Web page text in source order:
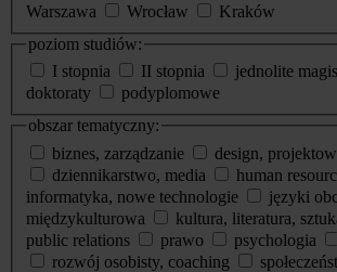
Warszawa
Wrocław
Kraków
poziom studiów:
I stopnia
II stopnia
jednolite
doktoraty
podyplomowe
obszar tematyczny:
biznes, zarządzanie
design,
dziennikarstwo, media
human
informatyka, nowe technologie
języki
międzykulturowa
kultura, literatura,
public relations
prawo psychologia
rozwój osobisty, coaching